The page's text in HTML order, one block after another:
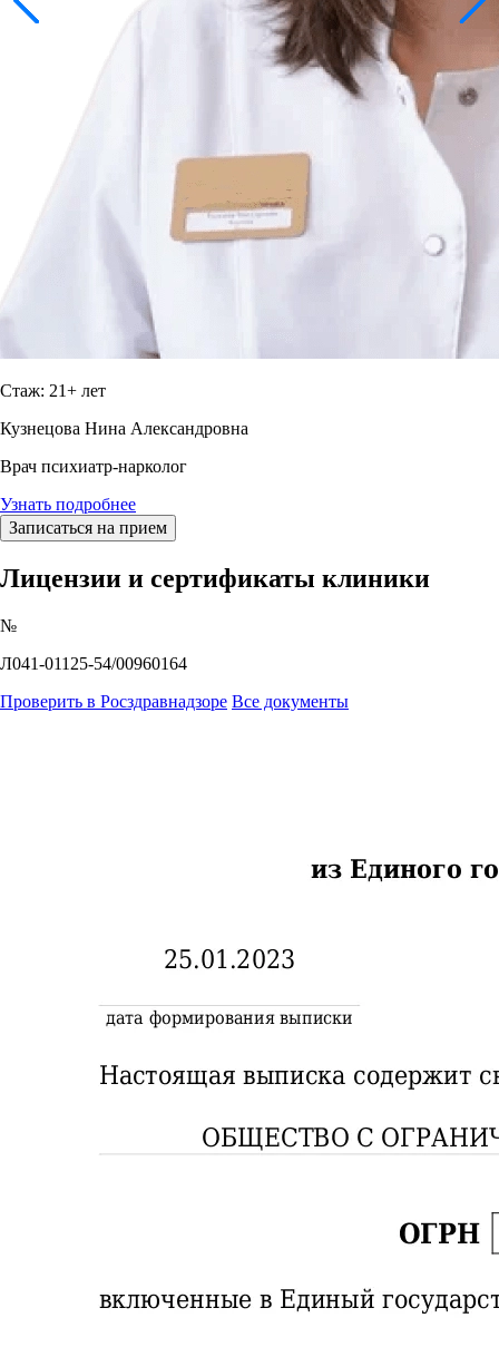
Стаж: 21+ лет
Кузнецова Нина Александровна
Врач психиатр-нарколог
Узнать подробнее
Записаться на прием
Лицензии и сертификаты клиники
№
Л041-01125-54/00960164
Проверить в Росздравнадзоре Все документы